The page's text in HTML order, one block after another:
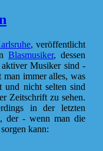
, veröffentlicht
Blasmusiker, dessen
Musiker sind -
immer alles, was
nicht selten sind
Zeitschrift zu sehen.
in der letzten
der - wenn man die
kann: